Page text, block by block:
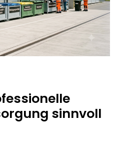
sinnvoll